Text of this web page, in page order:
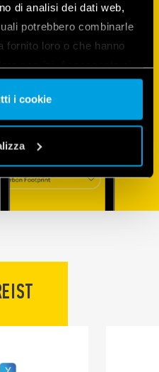
di analisi dei dati web,
potrebbero combinarle
fornito loro o che hanno
il nostro sito web.
a
i cookie